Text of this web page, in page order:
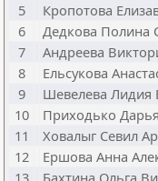
5
Кропотова
6
Дедкова Полина
7
Андреева
8
Ельсукова
9
Шевелева Лидия
10
Приходько
11
Ховалыг Севил
12
Ершова Анна
13
Бахтина Ольга